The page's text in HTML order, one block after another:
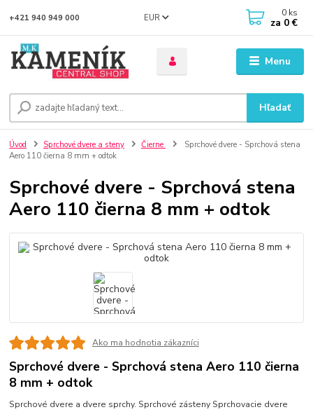
Menu
EUR
Hľadať
+421 940 949 000 0 ks
za 0 €
Úvod Sprchové dvere a steny Čierne
Sprchové dvere - Sprchová stena
Aero 110 čierna 8 mm + odtok
Sprchové dvere - Sprchová stena
Aero 110 čierna 8 mm + odtok
Ako ma hodnotia zákazníci
Sprchové dvere - Sprchová stena Aero 110 čierna
8 mm + odtok
Sprchové dvere a dvere sprchy. Sprchové zásteny Sprchovacie dvere